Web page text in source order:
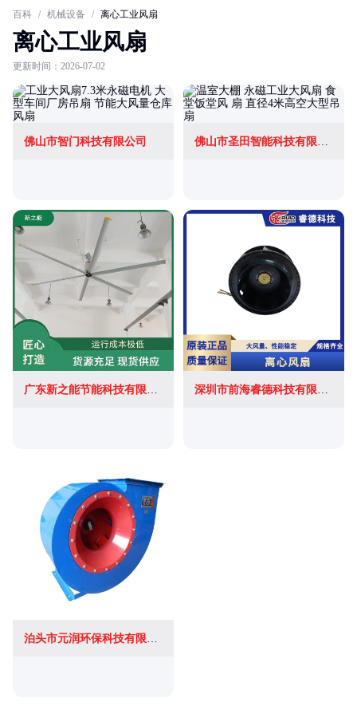
百科 / 机械设备 / 离心工业风扇
离心工业风扇
更新时间：2026-07-02
佛山市智门科技有限公司 佛山市圣田智能科技有限公司
广东新之能节能科技有限公司 深圳市前海睿德科技有限公司